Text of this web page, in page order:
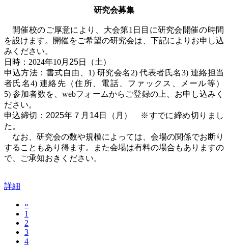
研究会募集
開催校のご厚意により、大会第1 日目に研究会開催の時間
を設けます。開催をご希望の研究会は、下記によりお申し込
みください。
日時： 2024年10月25日（土）
申込方法：書式自由、 1) 研究会名 2)代表者氏名3) 連絡担当
者氏名4)連絡先（住所、電話、ファックス、メール等）
5)参加者数を、webフォームからご登録の上、お申し込みく
ださい。
申込締切：2025年７月14日（月） ※すでに締め切りまし
た。
なお、研究会の数や規模によっては、会場の関係でお断り
することもあり得ます。また会場は有料の場合もありますの
で、ご承知おきください。
詳細
«
1
2
3
4